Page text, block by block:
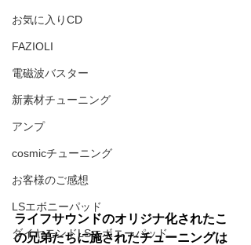
お気に入りCD
FAZIOLI
電磁波バスター
新素材チューニング
アンプ
cosmicチューニング
お客様のご感想
LSエボニーパッド
ダイヤモンドLSエボニーパッド
ライフサウンドのオリジナ化されたこ
の兄弟たちに施されたチューニングは